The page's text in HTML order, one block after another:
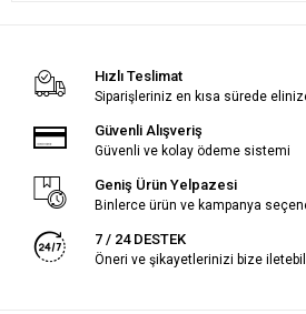
Hızlı Teslimat
Siparişleriniz en kısa sürede
Güvenli Alışveriş
Güvenli ve kolay ödeme sistemi
Geniş Ürün Yelpazesi
Binlerce ürün ve kampanya
7 / 24 DESTEK
Öneri ve şikayetlerinizi bize